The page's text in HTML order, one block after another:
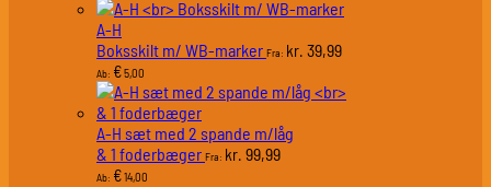
A-H
Boksskilt m/ WB-marker Fra: kr. 39,99
Ab: €5,00
A-H sæt med 2 spande m/låg
& 1 foderbæger Fra: kr. 99,99
Ab: €14,00